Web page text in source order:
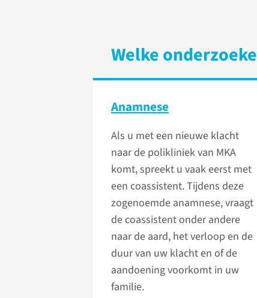
Welke
Anamnese
Als u met een nieuwe klacht
naar de polikliniek van MKA
komt, spreekt u vaak eerst met
een coassistent. Tijdens deze
zogenoemde anamnese, vraagt
de coassistent onder andere
naar de aard, het verloop en de
duur van uw klacht en of de
aandoening voorkomt in uw
familie.